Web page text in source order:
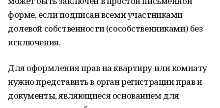
форме, если подписан всеми участниками
долевой собственности (сособственниками) без
исключения.
Для оформления прав на квартиру или комнату
нужно представить в орган регистрации прав и
документы, являющиеся основанием для